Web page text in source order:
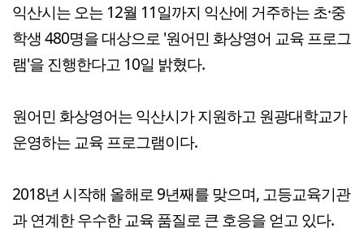
익산시는 오는 12월 11일까지 익산에 거주하는 초·중
학생 480명을 대상으로 '원어민 화상영어 교육 프로그
램'을 진행한다고 10일 밝혔다.
원어민 화상영어는 익산시가 지원하고 원광대학교가
운영하는 교육 프로그램이다.
2018년 시작해 올해로 9년째를 맞으며, 고등교육기관
과 연계한 우수한 교육 품질로 큰 호응을 얻고 있다.